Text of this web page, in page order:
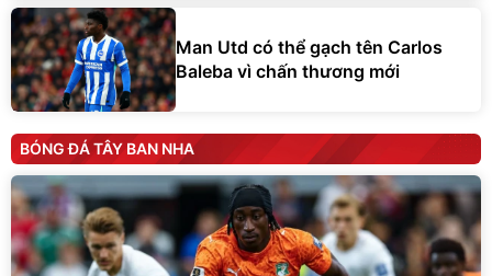
Man Utd có thể gạch tên Carlos
Baleba vì chấn thương mới
BÓNG ĐÁ TÂY BAN NHA